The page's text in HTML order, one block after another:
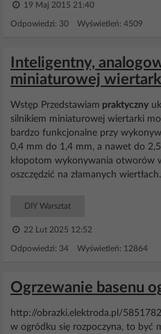
19 Maj 2015 21:40
Odpowiedzi: 30 Wyświetleń: 4509
Inteligentny,
miniaturowej
Wstęp Przedstawiam praktyczny
silnikiem miniaturowej wiertarki
bardzo funkcjonalne przy
0,4 mm do 1,4 mm, a nawet do
kłopotom wykonywania otworów
oszczędzić na złamanych
DIY Warsztat
22 Lut 2025 12:52
Odpowiedzi: 34 Wyświetleń: 12864
Ogrzewanie basenu
http://obrazki.elektroda.pl/
w ogródku się rozpoczyna, to być